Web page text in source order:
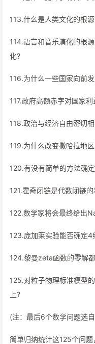
113.什么是人类文化的根
114.语言和音乐演化的根
化?
116.为什么一些国家向前
117.政府高额赤字对国家
118.政治与经济自由密切
119.为什么改变撒哈拉地
120.有没有简单的方法确
121.霍奇闭链是代数闭链
122.数学家将会最终给出
123.庞加莱实验能否确定4
124.黎曼zeta函数的零解
125.对粒子物理标准模型
上?
(注：最后6个数学问题选
简单归纳统计这125个问